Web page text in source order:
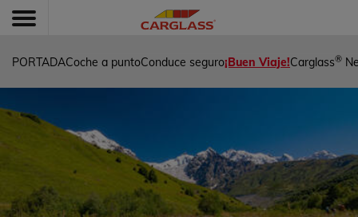
PORTADACoche a puntoConduce seguro¡Buen Viaje!Carglass®